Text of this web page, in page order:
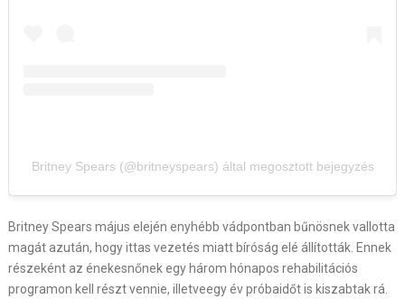
Britney Spears (@britneyspears) által megosztott bejegyzés
Britney Spears május elején enyhébb vádpontban bűnösnek vallotta
magát azután, hogy ittas vezetés miatt bíróság elé állították. Ennek
részeként az énekesnőnek egy három hónapos rehabilitációs
programon kell részt vennie, illetveegy év próbaidőt is kiszabtak rá.